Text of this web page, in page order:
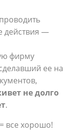
действия —
фирму
ее на
не долго
.
все хорошо!